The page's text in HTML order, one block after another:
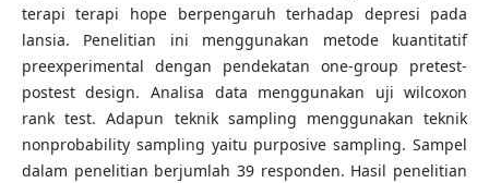
terapi terapi hope berpengaruh terhadap depresi pada
lansia. Penelitian ini menggunakan metode kuantitatif
preexperimental dengan pendekatan one-group pretest-
postest design. Analisa data menggunakan uji wilcoxon
rank test. Adapun teknik sampling menggunakan teknik
nonprobability sampling yaitu purposive sampling. Sampel
dalam penelitian berjumlah 39 responden. Hasil penelitian